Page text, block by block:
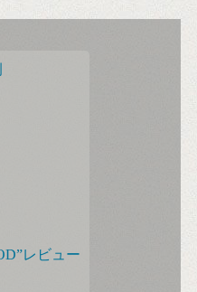
レビュー